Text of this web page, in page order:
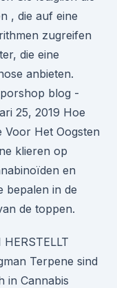
, die auf eine
zugreifen
die eine
anbieten.
blog -
25, 2019 Hoe
Het Oogsten
klieren op
en
bepalen in de
de toppen.
Terpene sind
in Cannabis